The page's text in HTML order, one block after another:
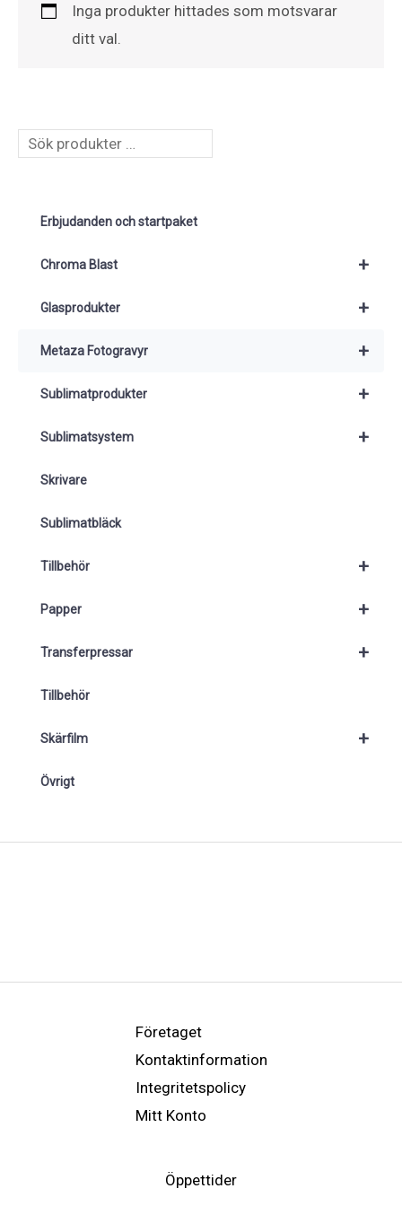
Inga produkter hittades som motsvarar
ditt val.
Erbjudanden och startpaket
+
Chroma Blast
+
Glasprodukter
+
Metaza Fotogravyr
+
Sublimatprodukter
+
Sublimatsystem
Skrivare
Sublimatbläck
+
Tillbehör
+
Papper
+
Transferpressar
Tillbehör
+
Skärfilm
Övrigt
Företaget
Kontaktinformation
Integritetspolicy
Mitt Konto
Öppettider